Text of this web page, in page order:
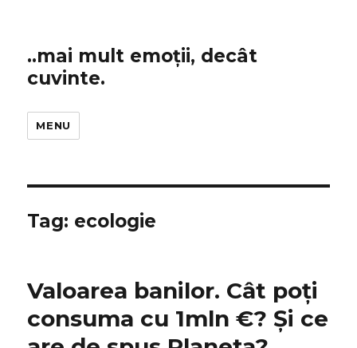
..mai mult emoții, decât
cuvinte.
MENU
Tag: ecologie
Valoarea banilor. Cât poți
consuma cu 1mln €? Și ce